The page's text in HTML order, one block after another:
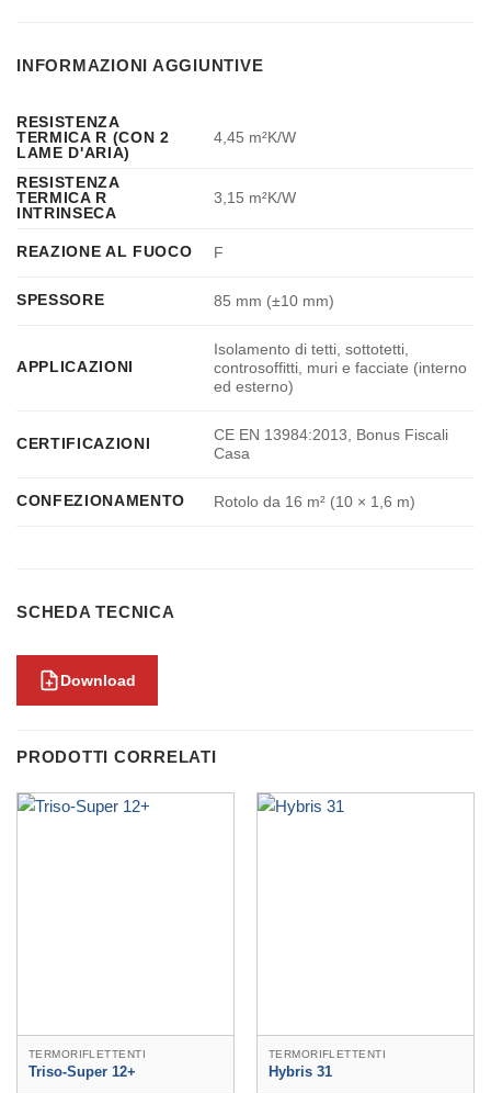
INFORMAZIONI AGGIUNTIVE
RESISTENZA
TERMICA R (CON 2
LAME D'ARIA)
4,45 m²K/W
RESISTENZA
TERMICA R
INTRINSECA
3,15 m²K/W
REAZIONE AL FUOCO F
SPESSORE 85 mm (±10 mm)
APPLICAZIONI
Isolamento di tetti, sottotetti,
controsoffitti, muri e facciate (interno
ed esterno)
CERTIFICAZIONI
CE EN 13984:2013, Bonus Fiscali
Casa
CONFEZIONAMENTO Rotolo da 16 m² (10 × 1,6 m)
SCHEDA TECNICA
Download
PRODOTTI CORRELATI
TERMORIFLETTENTI
Triso-Super 12+
TERMORIFLETTENTI
Hybris 31